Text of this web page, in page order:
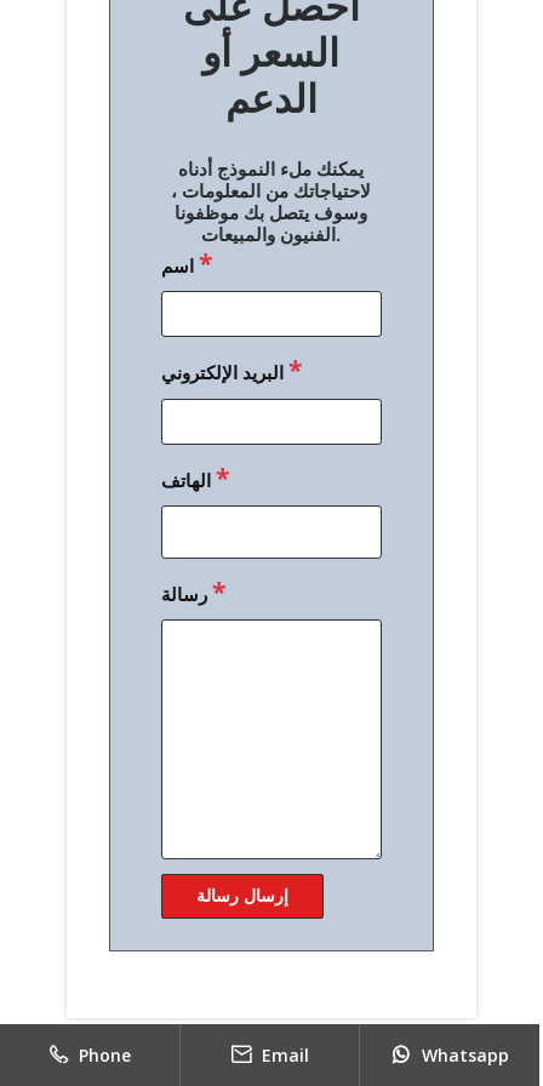
السعر أو
الدعم
يمكنك ملء النموذج أدناه
لاحتياجاتك من المعلومات ،
وسوف يتصل بك موظفونا
الفنيون والمبيعات.
اسم*
البريد الإلكتروني*
الهاتف*
رسالة*
Phone Email Whatsapp